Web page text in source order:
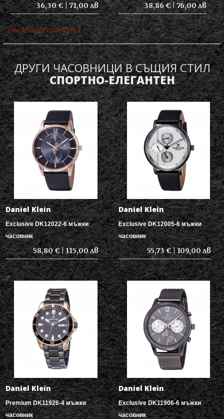
36,30 € | 71,00 лв 38,86 € | 76,00 лв
виж цялата колекция
ДРУГИ ЧАСОВНИЦИ В СЪЩИЯ СТИЛ
СПОРТНО-ЕЛЕГАНТЕН
Daniel Klein
Exclusive DK12022-6 мъжки
часовник
58,80 € | 115,00 лв
Daniel Klein
Exclusive DK12005-6 мъжки
часовник
55,73 € | 109,00 лв
Daniel Klein
Premium DK11926-4 мъжки
часовник
Daniel Klein
Exclusive DK11906-6 мъжки
часовник